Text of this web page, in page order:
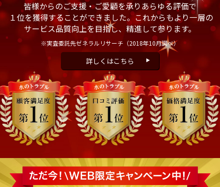
皆様からのご支援・ご愛顧を承りあらゆる評価で
１位を獲得することができました。これからもより一層の
サービス品質向上を目指し、精進して参ります。
※実査委託先ゼネラルリサーチ （2018年10月調べ）
詳しくはこちら